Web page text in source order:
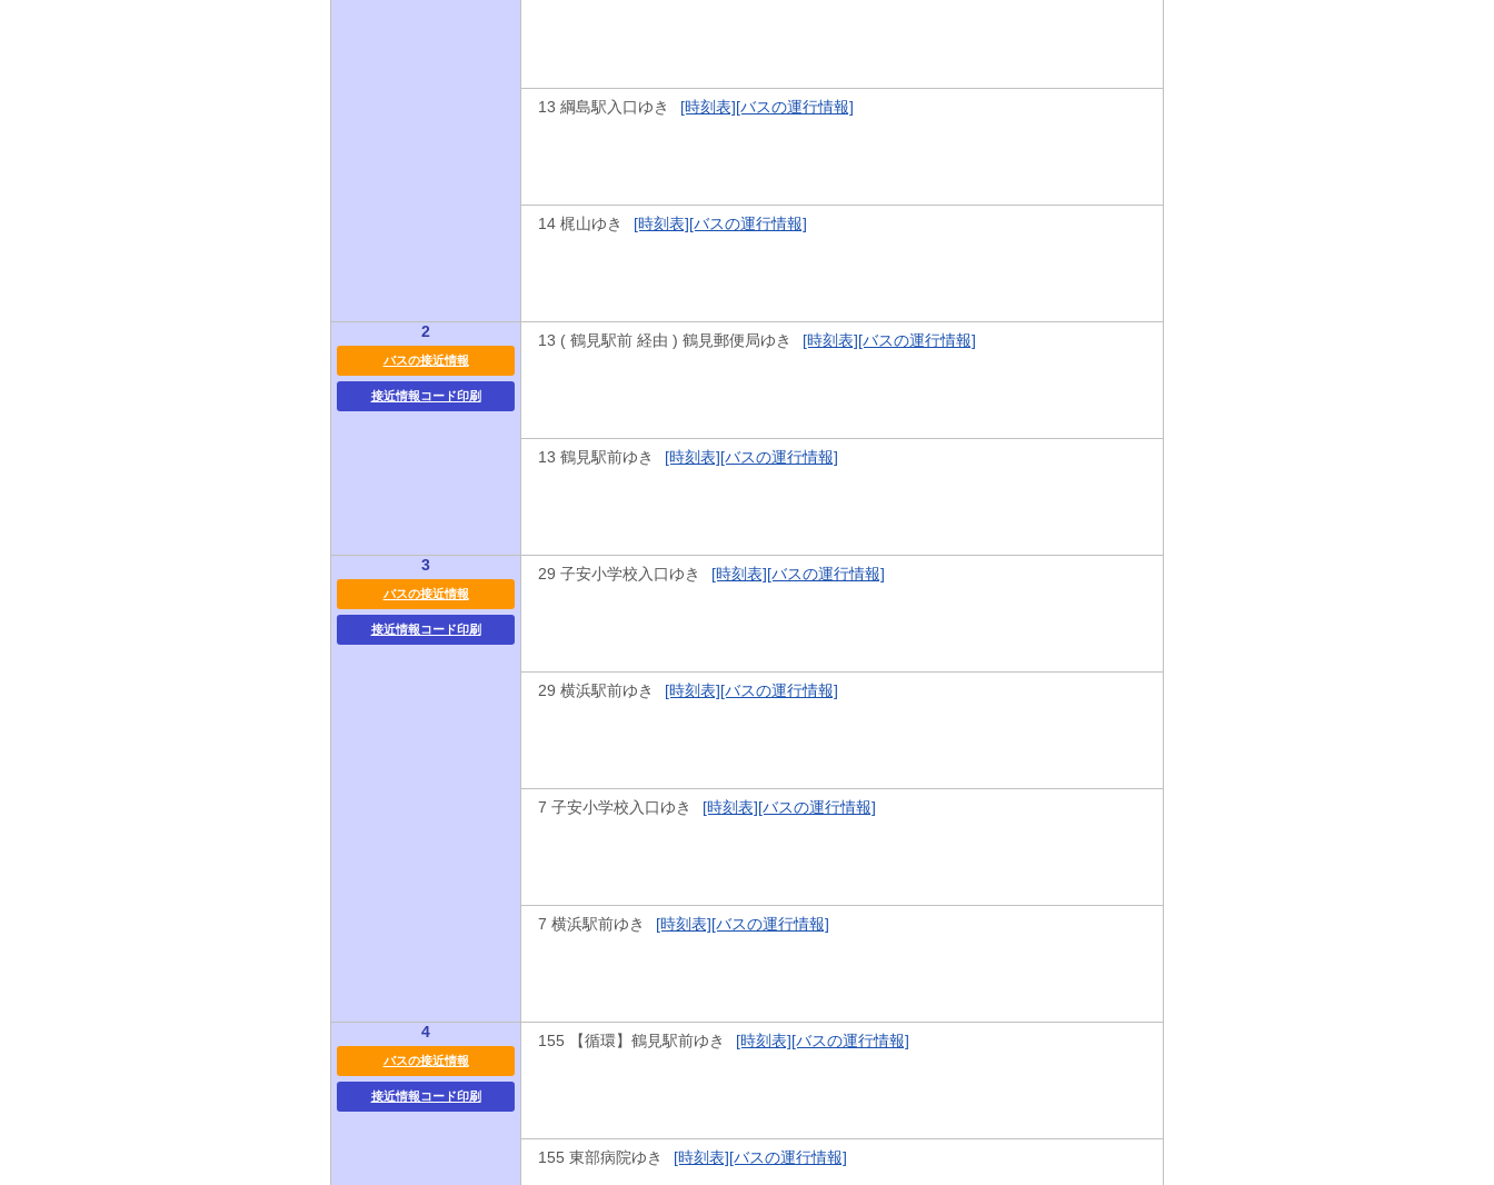
13 綱島駅入口ゆき [時刻表][バスの運行情報]
14 梶山ゆき [時刻表][バスの運行情報]
2
バスの接近情報
接近情報コード印刷
13 ( 鶴見駅前 経由 ) 鶴見郵便局ゆき [時刻表][バスの運行情報]
13 鶴見駅前ゆき [時刻表][バスの運行情報]
3
バスの接近情報
接近情報コード印刷
29 子安小学校入口ゆき [時刻表][バスの運行情報]
29 横浜駅前ゆき [時刻表][バスの運行情報]
7 子安小学校入口ゆき [時刻表][バスの運行情報]
7 横浜駅前ゆき [時刻表][バスの運行情報]
4
バスの接近情報
接近情報コード印刷
155 【循環】鶴見駅前ゆき [時刻表][バスの運行情報]
155 東部病院ゆき [時刻表][バスの運行情報]